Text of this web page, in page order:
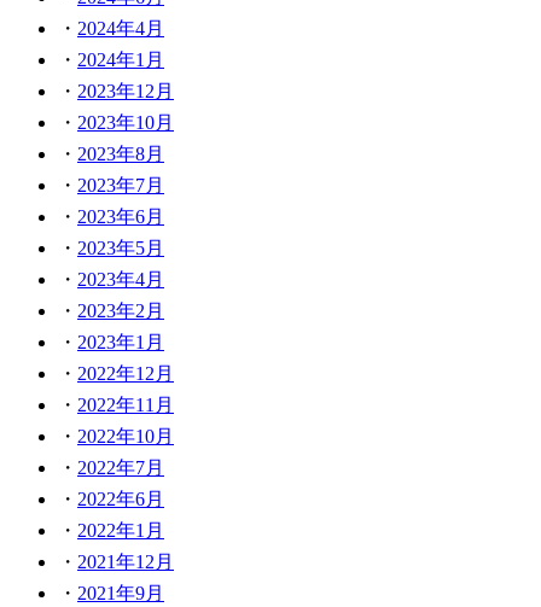
2024年4月
2024年1月
2023年12月
2023年10月
2023年8月
2023年7月
2023年6月
2023年5月
2023年4月
2023年2月
2023年1月
2022年12月
2022年11月
2022年10月
2022年7月
2022年6月
2022年1月
2021年12月
2021年9月